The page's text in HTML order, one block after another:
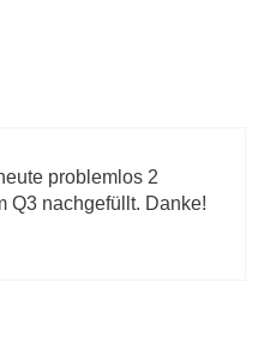
problemlos 2
Q3 nachgefüllt. Danke!